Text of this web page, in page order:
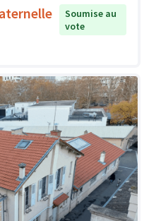
Soumise au
vote